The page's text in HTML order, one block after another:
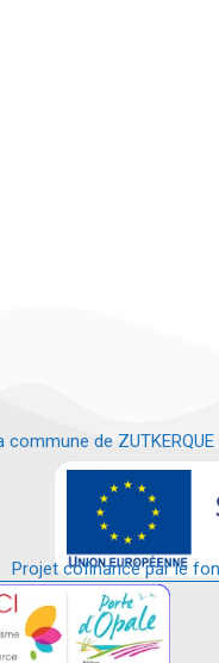
commune de
et
Projet cofinancé par le